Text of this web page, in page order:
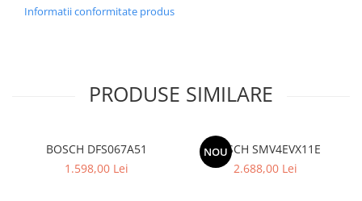
Informatii conformitate produs
PRODUSE SIMILARE
BOSCH DFS067A51
1.598,00 Lei
NOU
BOSCH SMV4EVX11E
2.688,00 Lei